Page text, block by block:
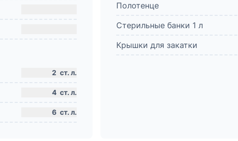
2 ст. л.
4 ст. л.
6 ст. л.
Полотенце
Стерильные банки 1 л
Крышки для закатки